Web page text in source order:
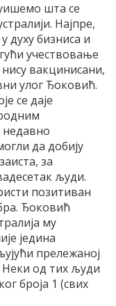
шта се
Најпре,
духу бизниса и
учествовање
вакцинисани,
улог Ђоковић.
се даје
недавно
да добију
за
људи.
позитиван
Ђоковић
му
једина
прележаној
Неки од тих људи
броја 1 (свих